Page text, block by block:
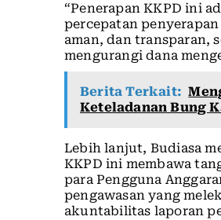
“Penerapan KKPD ini
percepatan
aman, dan transparan,
mengurangi dana
Berita Terkait:
Keteladanan Bung
Lebih lanjut, Budiasa
KKPD ini membawa
para Pengguna
pengawasan yang
akuntabilitas laporan